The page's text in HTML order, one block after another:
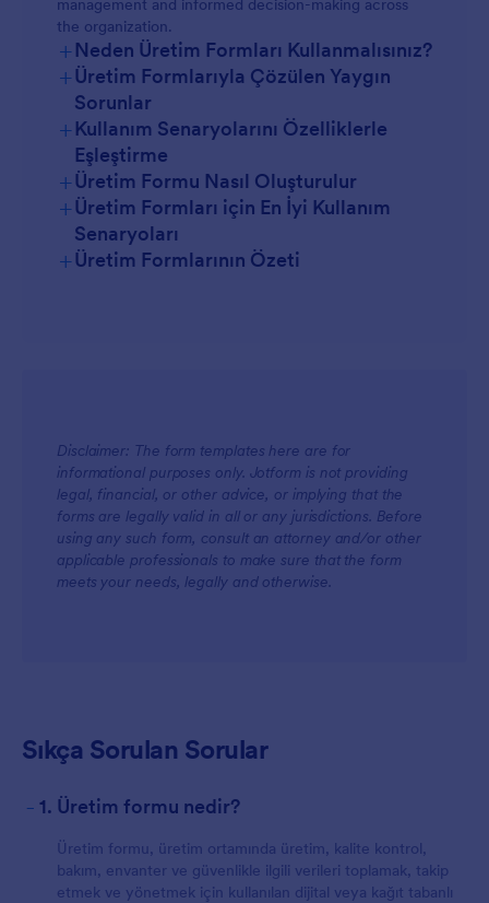
management and informed decision-making across
the organization.
+Neden Üretim Formları Kullanmalısınız?
+Üretim Formlarıyla Çözülen Yaygın
Sorunlar
+Kullanım Senaryolarını Özelliklerle
Eşleştirme
+Üretim Formu Nasıl Oluşturulur
+Üretim Formları için En İyi Kullanım
Senaryoları
Yöneticiler İçin
Takımlar İçin
Müşteriler İçin
+Üretim Formlarının Özeti
Disclaimer: The form templates here are for
informational purposes only. Jotform is not providing
legal, financial, or other advice, or implying that the
forms are legally valid in all or any jurisdictions. Before
using any such form, consult an attorney and/or other
applicable professionals to make sure that the form
meets your needs, legally and otherwise.
Sıkça Sorulan Sorular
- 1. Üretim formu nedir?
Üretim formu, üretim ortamında üretim, kalite kontrol,
bakım, envanter ve güvenlikle ilgili verileri toplamak, takip
etmek ve yönetmek için kullanılan dijital veya kağıt tabanlı